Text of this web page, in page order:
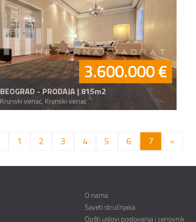
BEOGRAD - PRODAJA | 815m2
Krunski venac, Krunski venac
3.600.000 €
1 2 3 4 5 6 7 »
O nama
Saveti stručnjaka
Opšti uslovi poslovanja i cenovnik